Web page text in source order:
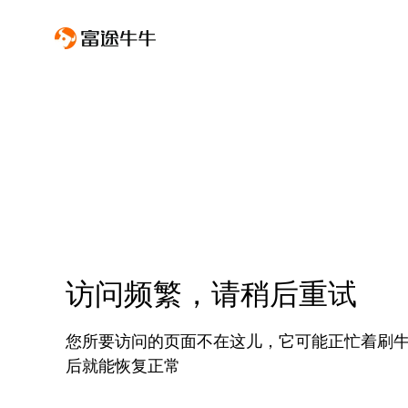
访问频繁，请稍后重试
您所要访问的页面不在这儿，它可能正忙着刷
后就能恢复正常